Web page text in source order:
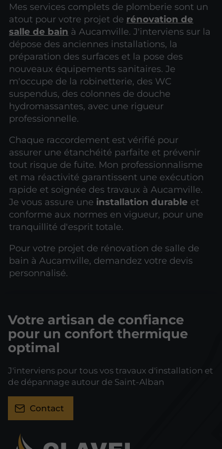
Mes services complets de plomberie sont un
atout pour votre projet de rénovation de
salle de bain à Aucamville. J'interviens sur la
dépose des anciennes installations, la
préparation des surfaces et la pose des
nouveaux équipements sanitaires. Je
m'occupe de la robinetterie, des WC
suspendus, des colonnes de douche
hydromassantes, avec une rigueur
professionnelle.
Chaque raccordement est vérifié pour
assurer une étanchéité parfaite et prévenir
tout risque de fuite. Mon professionnalisme
et ma réactivité garantissent une exécution
rapide et soignée des travaux à Aucamville.
Je vous assure une installation durable et
conforme aux normes en vigueur, pour une
tranquillité d'esprit totale.
Pour votre projet de rénovation de salle de
bain à Aucamville, demandez votre devis
personnalisé.
Votre artisan de confiance
pour un confort thermique
optimal
J'interviens pour tous vos travaux d'installation et
de dépannage autour de Saint-Alban
Contact